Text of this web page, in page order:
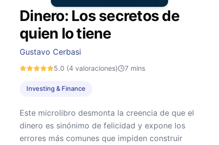
Dinero: Los secretos de
quien lo tiene
Gustavo Cerbasi
5.0 (4 valoraciones) 7 mins
Investing & Finance
Este microlibro desmonta la creencia de que el
dinero es sinónimo de felicidad y expone los
errores más comunes que impiden construir